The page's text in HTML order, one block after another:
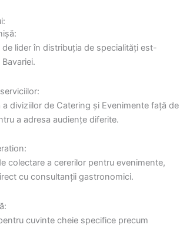
lider în distribuția de specialități est-
diviziilor de Catering și Evenimente față de
a adresa audiențe diferite.
colectare a cererilor pentru evenimente,
cu consultanții gastronomici.
cuvinte cheie specifice precum